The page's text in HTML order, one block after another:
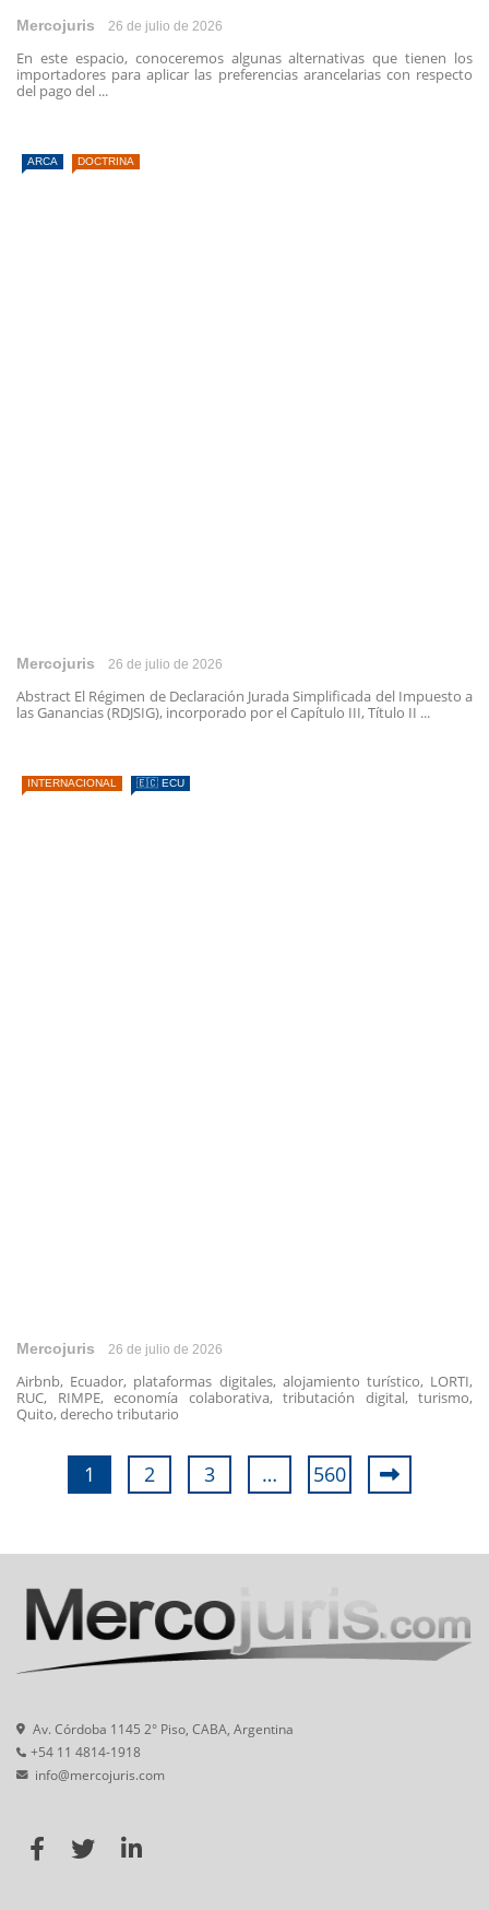
Mercojuris 26 de julio de 2026
En este espacio, conoceremos algunas alternativas que tienen los
importadores para aplicar las preferencias arancelarias con respecto
del pago del ...
ARCA DOCTRINA
Mercojuris 26 de julio de 2026
Abstract El Régimen de Declaración Jurada Simplificada del Impuesto a
las Ganancias (RDJSIG), incorporado por el Capítulo III, Título II ...
INTERNACIONAL 🇪🇨 ECU
Mercojuris 26 de julio de 2026
Airbnb, Ecuador, plataformas digitales, alojamiento turístico, LORTI,
RUC, RIMPE, economía colaborativa, tributación digital, turismo,
Quito, derecho tributario
1 2 3 … 560
Av. Córdoba 1145 2° Piso, CABA, Argentina
+54 11 4814-1918
info@mercojuris.com